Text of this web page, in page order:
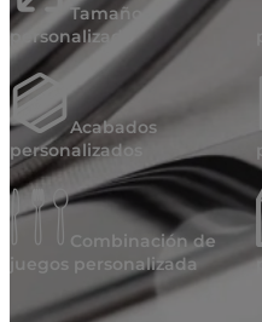
Tamaño
personalizado
Acabados
personalizados
Combinación de
juegos personalizada